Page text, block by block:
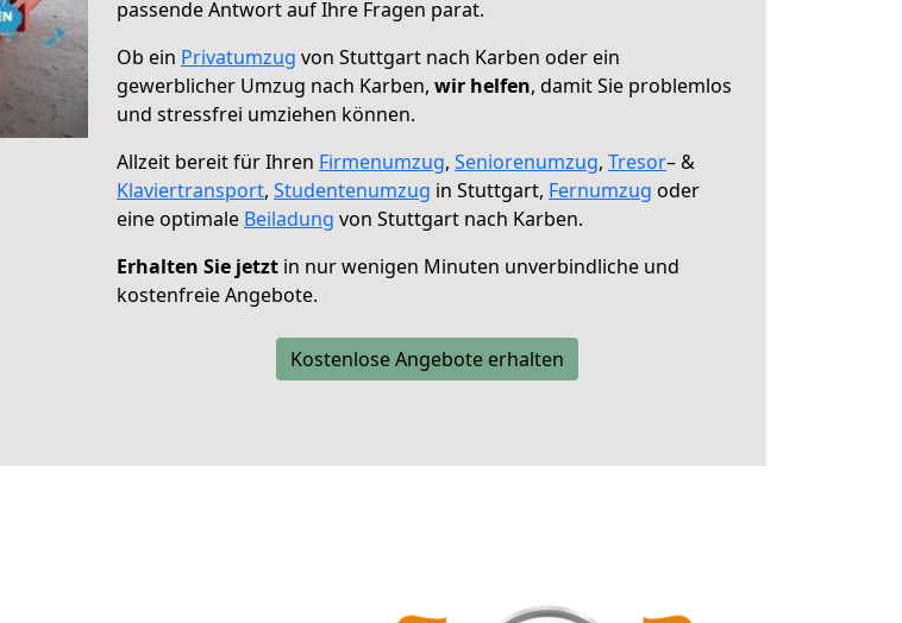
passende Antwort auf Ihre Fragen parat.
Ob ein Privatumzug von Stuttgart nach Karben oder ein
gewerblicher Umzug nach Karben, wir helfen, damit Sie problemlos
und stressfrei umziehen können.
Allzeit bereit für Ihren Firmenumzug, Seniorenumzug, Tresor– &
Klaviertransport, Studentenumzug in Stuttgart, Fernumzug oder
eine optimale Beiladung von Stuttgart nach Karben.
Erhalten Sie jetzt in nur wenigen Minuten unverbindliche und
kostenfreie Angebote.
Kostenlose Angebote erhalten